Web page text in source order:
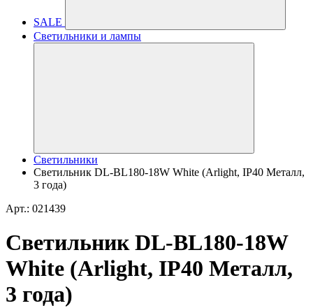
SALE
Светильники и лампы
Светильники
Светильник DL-BL180-18W White (Arlight, IP40 Металл,
3 года)
Арт.: 021439
Светильник DL-BL180-18W
White (Arlight, IP40 Металл,
3 года)